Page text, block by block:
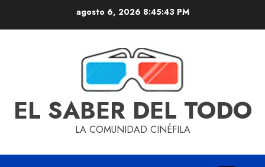
agosto 6, 2026 8:45:43 PM
EL SABER DEL TODO
LA COMUNIDAD CINÉFILA